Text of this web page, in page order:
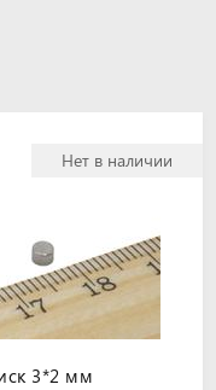
Нет в наличии
3*2 мм